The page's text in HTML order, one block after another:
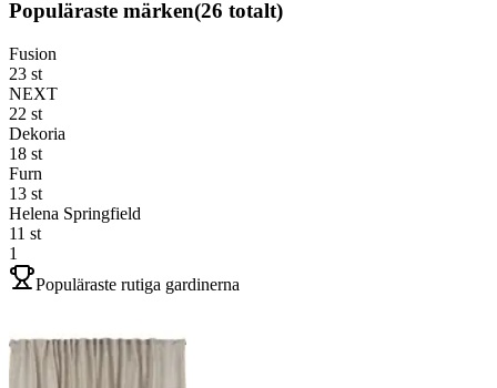
Populäraste märken(26 totalt)
Fusion
23 st
NEXT
22 st
Dekoria
18 st
Furn
13 st
Helena Springfield
11 st
1
Populäraste rutiga gardinerna